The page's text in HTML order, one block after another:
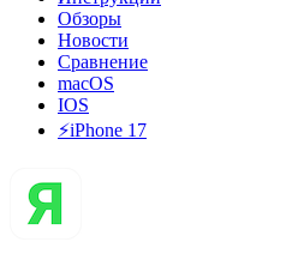
Обзоры
Новости
Сравнение
macOS
IOS
⚡️iPhone 17